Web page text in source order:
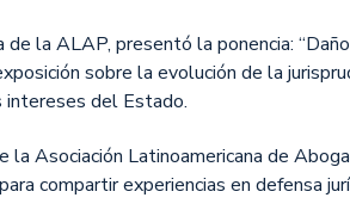
la ALAP, presentó la ponencia:
sobre la evolución de la
intereses del Estado.
Asociación Latinoamericana de
compartir experiencias en defensa